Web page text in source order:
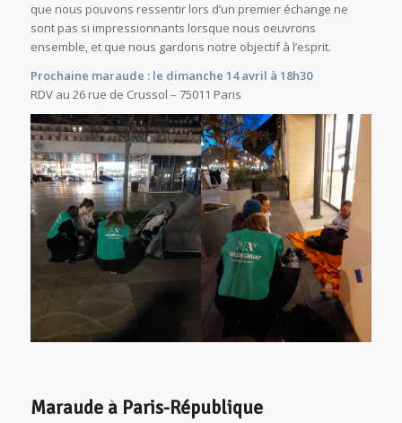
que nous pouvons ressentir lors d’un premier échange ne
sont pas si impressionnants lorsque nous oeuvrons
ensemble, et que nous gardons notre objectif à l’esprit.
Prochaine maraude : le dimanche 14 avril à 18h30
RDV au 26 rue de Crussol – 75011 Paris
Maraude à Paris-République